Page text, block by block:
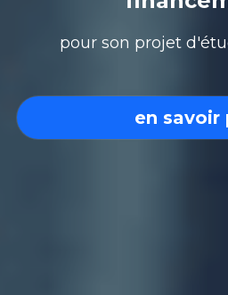
pour son projet
en savoir